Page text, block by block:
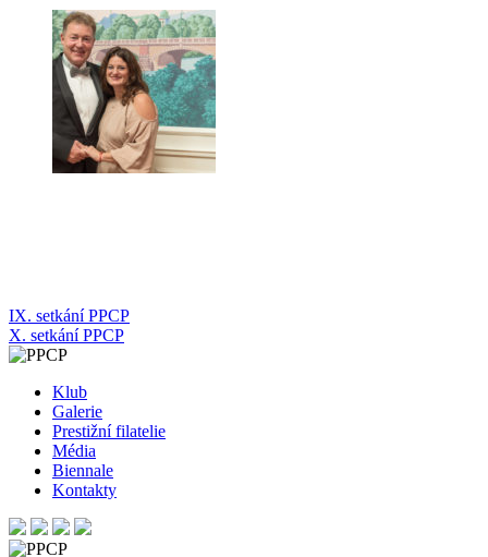
Navigace
pro
IX. setkání PPCP
X. setkání PPCP
Klub
Galerie
Prestižní filatelie
Média
Biennale
Kontakty